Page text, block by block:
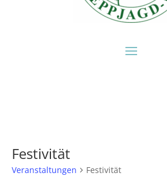
Festivität
Veranstaltungen Festivität